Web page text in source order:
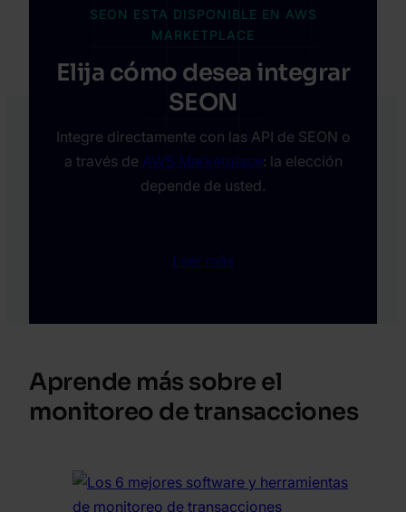
SEON ESTA DISPONIBLE EN AWS
MARKETPLACE
Elija cómo desea integrar
SEON
Integre directamente con las API de SEON o
a través de AWS Marketplace: la elección
depende de usted.
Leer más
Aprende más sobre el
monitoreo de transacciones